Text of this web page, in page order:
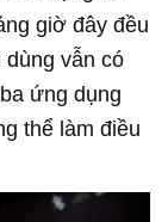
giờ đây đều
vẫn có
ứng dụng
thể làm điều